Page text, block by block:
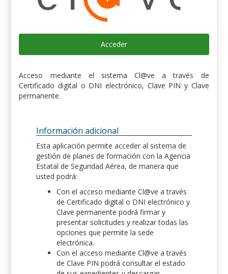
Acceder
Acceso mediante el sistema Cl@ve a través de
Certificado digital o DNI electrónico, Clave PIN y Clave
permanente.
Información adicional
Esta aplicación permite acceder al sistema de
gestión de planes de formación con la Agencia
Estatal de Seguridad Aérea, de manera que
usted podrá:
Con el acceso mediante Cl@ve a través
de Certificado digital o DNI electrónico y
Clave permanente podrá firmar y
presentar solicitudes y realizar todas las
opciones que permite la sede
electrónica.
Con el acceso mediante Cl@ve a través
de Clave PIN podrá consultar el estado